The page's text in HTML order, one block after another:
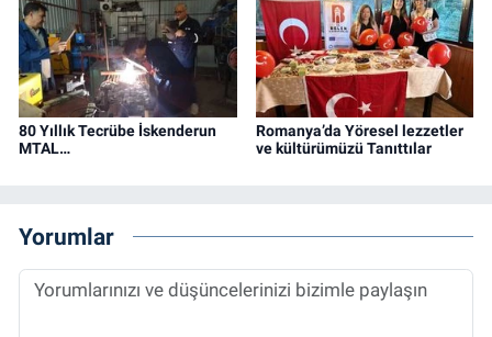
80 Yıllık Tecrübe İskenderun
MTAL…
Romanya’da Yöresel lezzetler
ve kültürümüzü Tanıttılar
Yorumlar